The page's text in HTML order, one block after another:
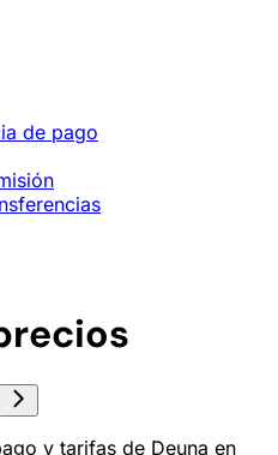
de pago
y tarifas de Deuna en